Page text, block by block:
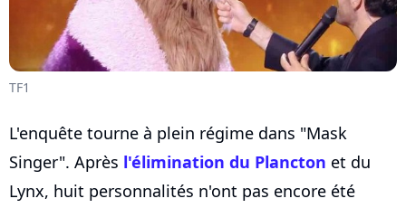
TF1
L'enquête tourne à plein régime dans "Mask
Singer". Après l'élimination du Plancton et du
Lynx, huit personnalités n'ont pas encore été